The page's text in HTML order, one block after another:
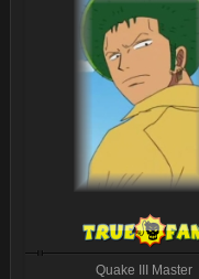
Quake III Master